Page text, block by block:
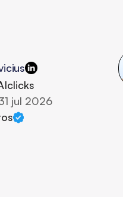
jul 2026